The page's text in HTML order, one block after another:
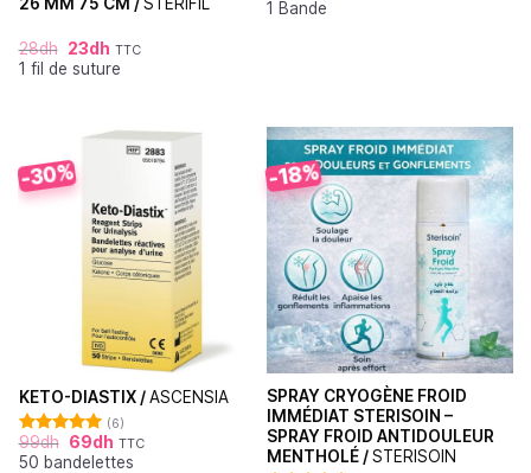
28dh 23dh TTC
1 fil de suture
sur 5
1 Bande
-30%
KETO-DIASTIX /ASCENSIA
Note5.00
sur 5
(6)
99dh 69dh TTC
50 bandelettes
-18%
SPRAY CRYOGÈNE FROID
IMMÉDIAT STERISOIN –
SPRAY FROID ANTIDOULEUR
MENTHOLÉ /STERISOIN